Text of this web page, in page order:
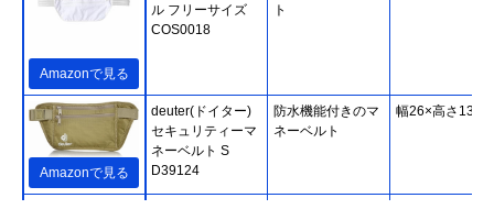
Amazonで見る
ル フリーサイズ
COS0018
ト
Amazonで見る
deuter(ドイター)
セキュリティーマ
ネーベルト S
D39124
防水機能付きのマ
ネーベルト
幅26×高さ13cm